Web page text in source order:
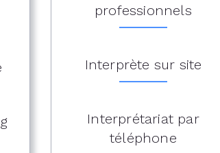
professionnels
Interprète sur site
Interprétariat par
téléphone